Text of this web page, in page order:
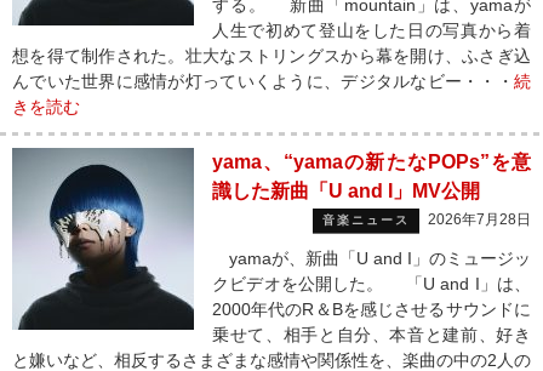
する。 新曲「mountain」は、yamaが
人生で初めて登山をした日の写真から着
想を得て制作された。壮大なストリングスから幕を開け、ふさぎ込
んでいた世界に感情が灯っていくように、デジタルなビー・・・ 続
きを読む
yama、“yamaの新たなPOPs”を意
識した新曲「U and I」MV公開
音楽ニュース 2026年7月28日
yamaが、新曲「U and I」のミュージッ
クビデオを公開した。 「U and I」は、
2000年代のR＆Bを感じさせるサウンドに
乗せて、相手と自分、本音と建前、好き
と嫌いなど、相反するさまざまな感情や関係性を、楽曲の中の2人の